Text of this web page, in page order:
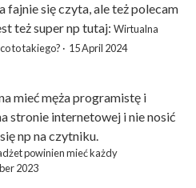
fajnie się czyta, ale też polecam
też super np tutaj: Wirtualna
to takiego? · 15 April 2024
mieć męża programistę i
stronie internetowej i nie nosić
np na czytniku.
powinien mieć każdy
2023